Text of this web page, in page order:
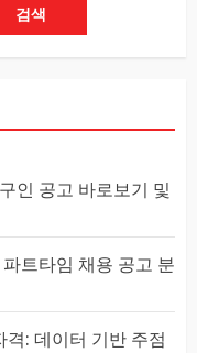
검색
인 공고 바로보기 및
트타임 채용 공고 분
: 데이터 기반 주점